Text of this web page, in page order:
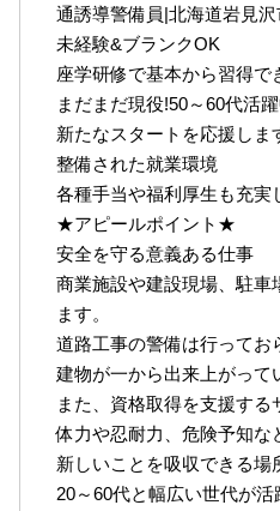
通誘導警備員|北海道岩見沢
未経験&ブランクOK
座学研修で基本から習得で
まだまだ現役!50～60代活
新たなスタートを応援しま
整備された就業環境
各種手当や福利厚生も充実
★アピールポイント★
安全を守る意義ある仕事
商業施設や建設現場、駐車
ます。
道路工事の警備は行ってお
建物が一から出来上がって
また、資格取得を支援する
体力や忍耐力、危険予知な
新しいことを吸収できる場
20～60代と幅広い世代が活